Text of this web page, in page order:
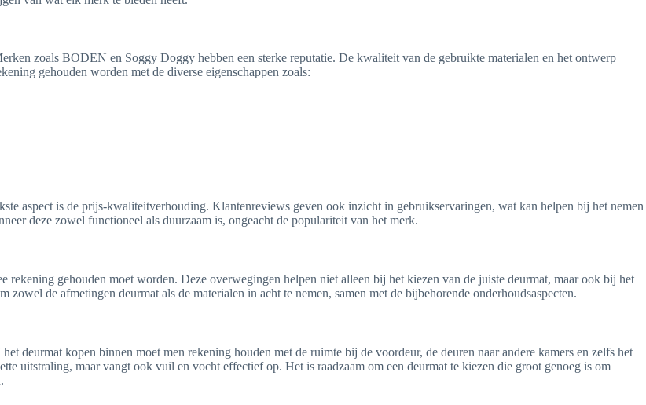
zoals BODEN en Soggy Doggy hebben een sterke reputatie. De kwaliteit van de gebruikte materialen en het ontwerp
gehouden worden met de diverse eigenschappen zoals:
aspect is de prijs-kwaliteitverhouding. Klantenreviews geven ook inzicht in gebruikservaringen, wat kan helpen bij het nemen
deze zowel functioneel als duurzaam is, ongeacht de populariteit van het merk.
gehouden moet worden. Deze overwegingen helpen niet alleen bij het kiezen van de juiste deurmat, maar ook bij het
de afmetingen deurmat als de materialen in acht te nemen, samen met de bijbehorende onderhoudsaspecten.
deurmat kopen binnen moet men rekening houden met de ruimte bij de voordeur, de deuren naar andere kamers en zelfs het
uitstraling, maar vangt ook vuil en vocht effectief op. Het is raadzaam om een deurmat te kiezen die groot genoeg is om